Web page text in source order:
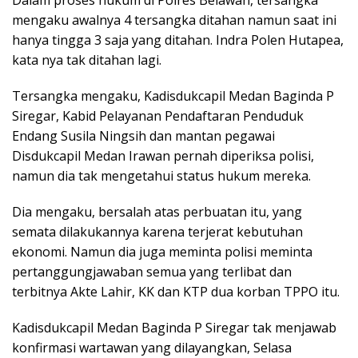
mengaku awalnya 4 tersangka ditahan namun saat ini
hanya tingga 3 saja yang ditahan. Indra Polen Hutapea,
kata nya tak ditahan lagi.
Tersangka mengaku, Kadisdukcapil Medan Baginda P
Siregar, Kabid Pelayanan Pendaftaran Penduduk
Endang Susila Ningsih dan mantan pegawai
Disdukcapil Medan Irawan pernah diperiksa polisi,
namun dia tak mengetahui status hukum mereka.
Dia mengaku, bersalah atas perbuatan itu, yang
semata dilakukannya karena terjerat kebutuhan
ekonomi. Namun dia juga meminta polisi meminta
pertanggungjawaban semua yang terlibat dan
terbitnya Akte Lahir, KK dan KTP dua korban TPPO itu.
Kadisdukcapil Medan Baginda P Siregar tak menjawab
konfirmasi wartawan yang dilayangkan, Selasa